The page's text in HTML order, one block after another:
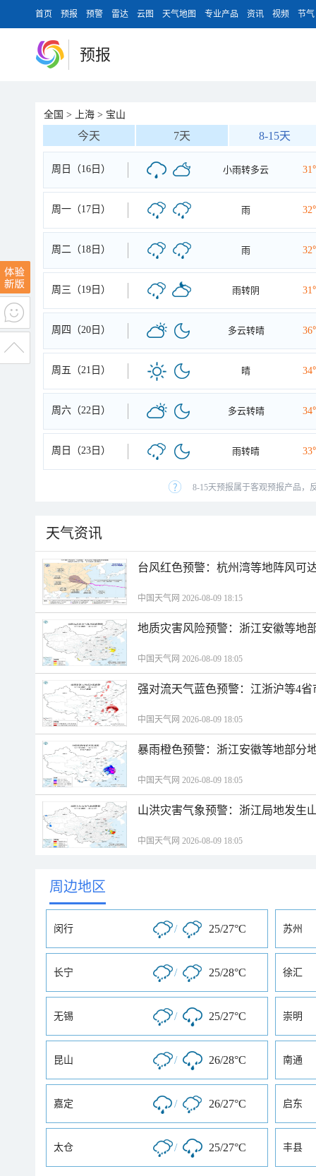
首页 预报 预警 雷达 云图 天气地图 专业产品 资讯 视频 节气
预报
全国 > 上海 > 宝山
今天 7天 8-15天
周日（16日） 小雨转多云
周一（17日） 雨
周二（18日） 雨
周三（19日） 雨转阴
周四（20日） 多云转晴
周五（21日） 晴
周六（22日） 多云转晴
周日（23日） 雨转晴
8-15天预报属于客观预报产品，
天气资讯
台风红色预警：杭州湾等地阵风可
中国天气网 2026-08-09 18:15
地质灾害风险预警：浙江安徽等地
中国天气网 2026-08-09 18:05
强对流天气蓝色预警：江浙沪等4
中国天气网 2026-08-09 18:05
暴雨橙色预警：浙江安徽等地部分
中国天气网 2026-08-09 18:05
山洪灾害气象预警：浙江局地发生
中国天气网 2026-08-09 18:05
周边地区
闵行 / 25/27°C 苏州
长宁 / 25/28°C 徐汇
无锡 / 25/27°C 崇明
昆山 / 26/28°C 南通
嘉定 / 26/27°C 启东
太仓 / 25/27°C 丰县